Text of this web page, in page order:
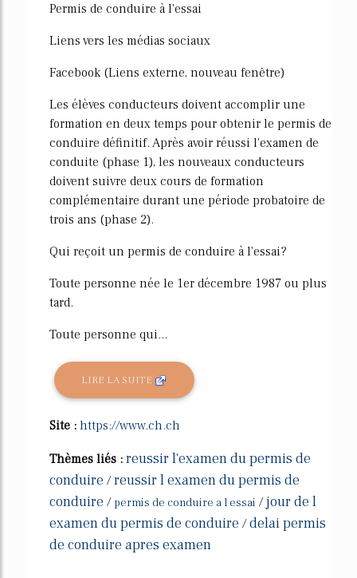
Permis de conduire à l'essai
Liens vers les médias sociaux
Facebook (Liens externe, nouveau fenêtre)
Les élèves conducteurs doivent accomplir une
formation en deux temps pour obtenir le permis de
conduire définitif. Après avoir réussi l'examen de
conduite (phase 1), les nouveaux conducteurs
doivent suivre deux cours de formation
complémentaire durant une période probatoire de
trois ans (phase 2).
Qui reçoit un permis de conduire à l'essai?
Toute personne née le 1er décembre 1987 ou plus
tard.
Toute personne qui...
LIRE LA SUITE
Site : https://www.ch.ch
Thèmes liés : reussir l'examen du permis de
conduire /reussir l examen du permis de
conduire / permis de conduire a l essai /jour de l
examen du permis de conduire /delai permis
de conduire apres examen